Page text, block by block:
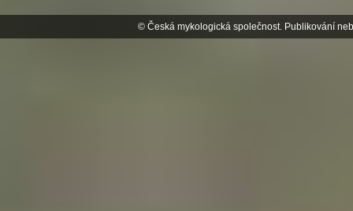
© Česká mykologická společnost. Publikování